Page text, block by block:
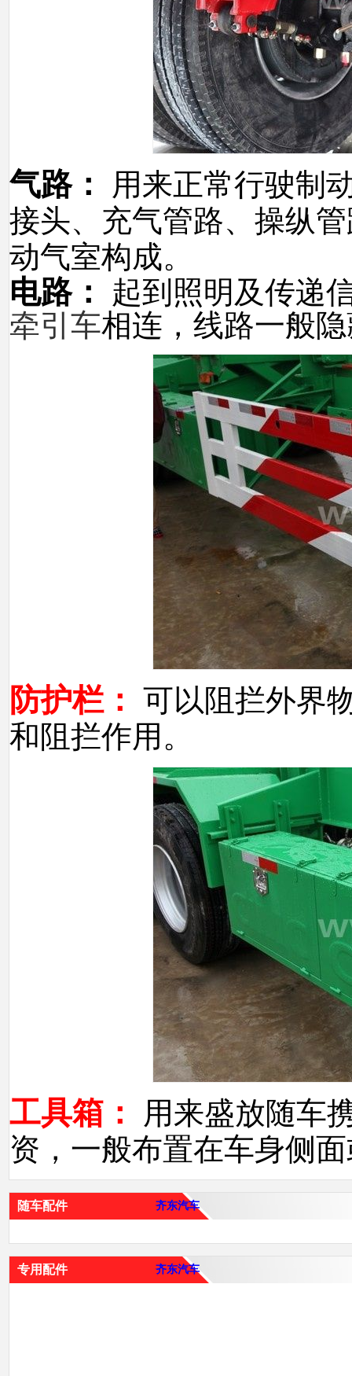
气路：
用来正常行驶制
接头、充气管路、操纵
动气室构成。
电路：
起到照明及传递
牵引车相连，线路一般
防护栏：
可以阻拦外界
和阻拦作用。
工具箱：
用来盛放随车
资，一般布置在车身侧
随车配件 齐东汽车
专用配件 齐东汽车